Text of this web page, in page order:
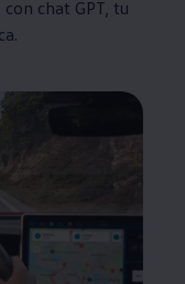
con chat GPT, tu